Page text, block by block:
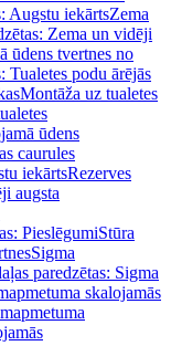
Augstu iekārtsZema
Zema un vidēji
ūdens tvertnes no
Tualetes podu ārējās
Montāža uz tualetes
ūdens
caurules
iekārtsRezerves
augsta
PieslēgumiStūra
Sigma
paredzētas: Sigma
skalojamās